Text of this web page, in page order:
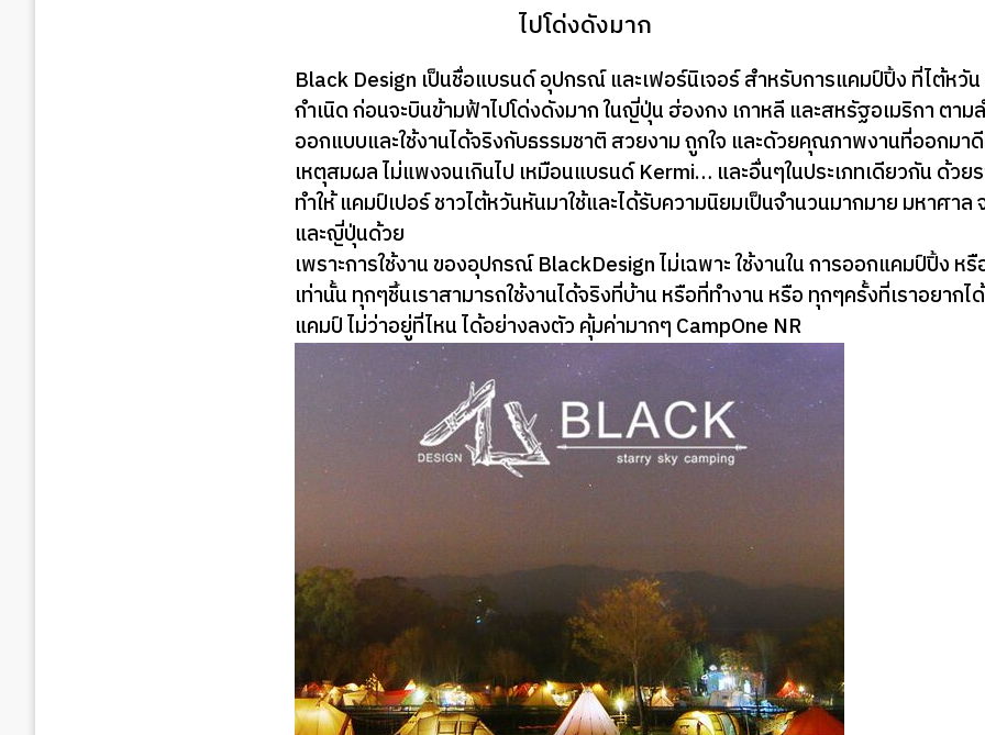
Black Design เป็นชื่อแบรนด์ อุปกรณ์ และเฟอร์นิเจอร์ สำหรับการแคมป์ปิ้ง ที่ไต้หวั
กำเนิด ก่อนจะบินข้ามฟ้าไปโด่งดังมาก ในญี่ปุ่น ฮ่องกง เกาหลี และสหรัฐอเมริกา ตา
ออกแบบและใช้งานได้จริงกับธรรมชาติ สวยงาม ถูกใจ และดัวยคุณภาพงานที่ออกมา
เหตุสมผล ไม่แพงจนเกินไป เหมือนแบรนด์ Kermi… และอื่นๆในประเภทเดียวกัน ด้วย
ทำให้ แคมป์เปอร์ ชาวไต้หวันหันมาใช้และได้รับความนิยมเป็นจำนวนมากมาย มหาศาล
และญี่ปุ่นด้วย
เพราะการใช้งาน ของอุปกรณ์ BlackDesign ไม่เฉพาะ ใช้งานใน การออกแคมป์ปิ้ง ห
เท่านั้น ทุกๆชิ้นเราสามารถใช้งานได้จริงที่บ้าน หรือที่ทำงาน หรือ ทุกๆครั้งที่เราอยาก
แคมป์ ไม่ว่าอยู่ที่ไหน ได้อย่างลงตัว คุ้มค่ามากๆ CampOne NR